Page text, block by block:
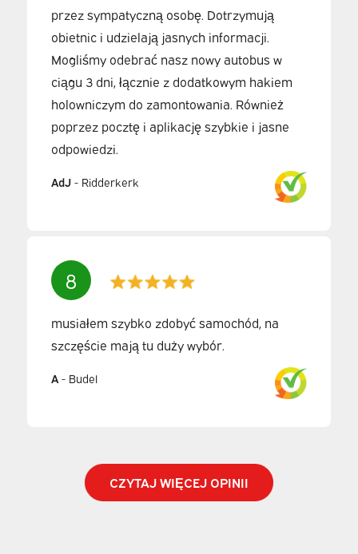
przez sympatyczną osobę. Dotrzymują
obietnic i udzielają jasnych informacji.
Mogliśmy odebrać nasz nowy autobus w
ciągu 3 dni, łącznie z dodatkowym hakiem
holowniczym do zamontowania. Również
poprzez pocztę i aplikację szybkie i jasne
odpowiedzi.
AdJ- Ridderkerk
8
musiałem szybko zdobyć samochód, na
szczęście mają tu duży wybór.
A- Budel
CZYTAJ WIĘCEJ OPINII